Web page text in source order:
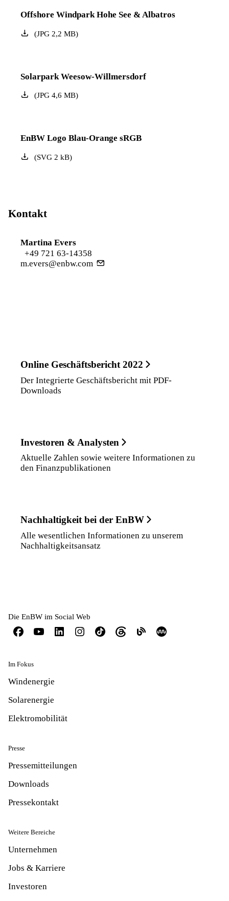
Offshore Windpark Hohe See & Albatros
(JPG2,2 MB)
Solarpark Weesow-Willmersdorf
(JPG4,6 MB)
EnBW Logo Blau-Orange sRGB
(SVG2 kB)
Kontakt
Martina Evers
+49 721 63-14358
m.evers@enbw.com
Online Geschäftsbericht 2022
Der Integrierte Geschäftsbericht mit PDF-
Downloads
Investoren & Analysten
Aktuelle Zahlen sowie weitere Informationen zu
den Finanzpublikationen
Nachhaltigkeit bei der EnBW
Alle wesentlichen Informationen zu unserem
Nachhaltigkeitsansatz
Die EnBW im Social Web
Im Fokus
Windenergie
Solarenergie
Elektromobilität
Presse
Pressemitteilungen
Downloads
Pressekontakt
Weitere Bereiche
Unternehmen
Jobs & Karriere
Investoren